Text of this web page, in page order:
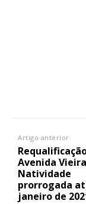
Artigo anterior
Avenida Vieira
Natividade
prorrogada
janeiro de